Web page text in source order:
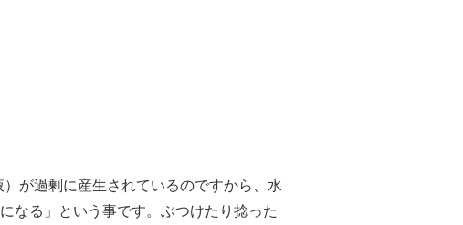
が過剰に産生されているのですから、水
なる」という事です。ぶつけたり捻った